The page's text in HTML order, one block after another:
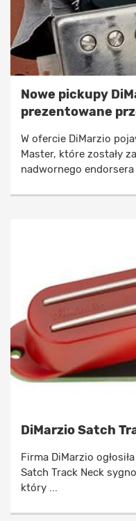
Nowe pickupy
prezentowane
W ofercie DiMarzio
Master, które zostały
nadwornego endorsera
DiMarzio Satch
Firma DiMarzio
Satch Track Neck
który ...